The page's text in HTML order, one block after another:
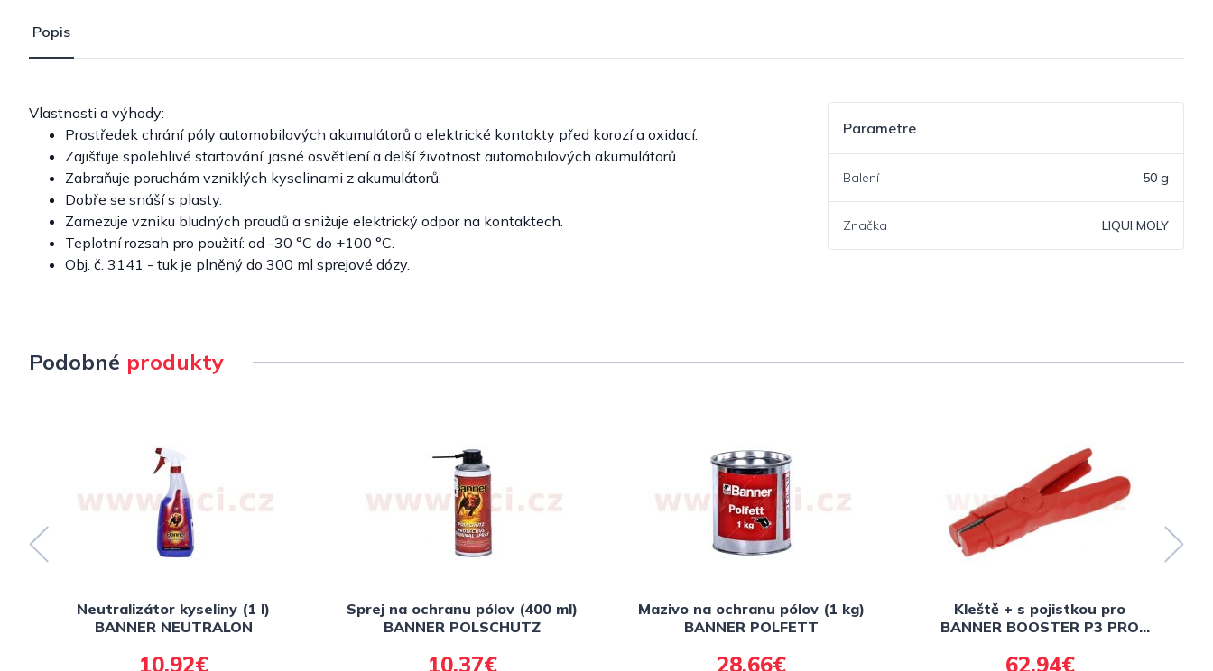
Popis
Vlastnosti a výhody:
Prostředek chrání póly automobilových akumulátorů a elektrické kontakty před korozí a oxidací.
Zajišťuje spolehlivé startování, jasné osvětlení a delší životnost automobilových akumulátorů.
Zabraňuje poruchám vzniklých kyselinami z akumulátorů.
Dobře se snáší s plasty.
Zamezuje vzniku bludných proudů a snižuje elektrický odpor na kontaktech.
Teplotní rozsah pro použití: od -30 °C do +100 °C.
Obj. č. 3141 - tuk je plněný do 300 ml sprejové dózy.
Parametre
Balení 50 g
Značka LIQUI MOLY
Podobné produkty
Neutralizátor kyseliny (1 l)
BANNER NEUTRALON
10,92€
Sprej na ochranu pólov (400 ml)
BANNER POLSCHUTZ
10,37€
Mazivo na ochranu pólov (1 kg)
BANNER POLFETT
28,66€
Kleště + s pojistkou pro
BANNER BOOSTER P3 PRO
62,94€